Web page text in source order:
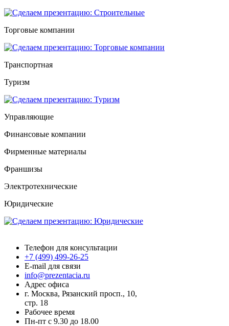
Торговые компании
Транспортная
Туризм
Управляющие
Финансовые компании
Фирменные материалы
Франшизы
Электротехнические
Юридические
Телефон для консультации
+7 (499) 499-26-25
E-mail для связи
info@prezentacia.ru
Адрес офиса
г. Москва, Рязанский просп., 10,
стр. 18
Рабочее время
Пн-пт с 9.30 до 18.00